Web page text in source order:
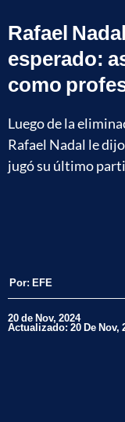
Rafael
esperado:
como
Luego de la
Rafael Nadal le
jugó su último
Por: EFE
20 de Nov, 2024
Actualizado: 20 De Nov,